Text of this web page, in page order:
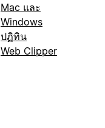
Mac และ
Windows
ปฏิทิน
Web Clipper